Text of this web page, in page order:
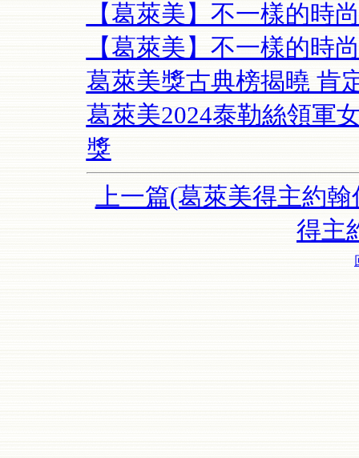
【葛萊美】不一樣的時
【葛萊美】不一樣的時
葛萊美獎古典榜揭曉 肯
葛萊美2024泰勒絲領軍
獎
上一篇(葛萊美得主約翰
得主